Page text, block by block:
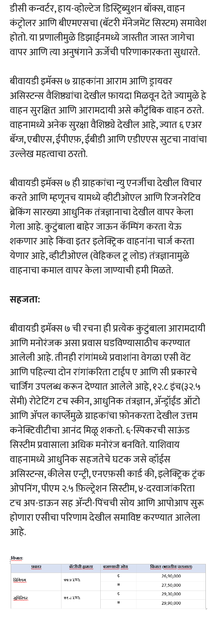
डीसी कन्वर्टर, हाय-व्होल्टेज डिस्ट्रिब्युशन बॉक्स, वाहन
कंट्रोलर आणि बीएमएसचा (बॅटरी मॅनेजमेंट सिस्टम) समावेश
होतो. या प्रणालीमुळे डिझाईनमध्ये जास्तीत जास्त जागेचा
वापर आणि त्या अनुषंगाने ऊर्जेची परिणाकारकता सुधारते.
बीवायडी इमॅक्स ७ ग्राहकांना आराम आणि ड्रायवर
असिस्टन्स वैशिष्ठ्यांचा देखील फ़ायदा मिळवून देते ज्यामुळे हे
वाहन सुरक्षित आणि आरामदायी असे कौटुंबिक वाहन ठरते.
वाहनामध्ये अनेक सुरक्षा वैशिष्ठ्ये देखील आहे, ज्यात ६ एअर
बॅग्ज, एबीएस, ईपीएफ़, ईबीडी आणि एडीएएस सुटचा नावांचा
उल्लेख महत्वाचा ठरतो.
बीवायडी इमॅक्स ७ ही ग्राहकांचा न्यु एनर्जीचा देखील विचार
करते आणि म्हणूनच यामध्ये व्हीटीओएल आणि रिजनरेटिव
ब्रेकिंग सारख्या आधुनिक तंत्रज्ञानाचा देखील वापर केला
गेला आहे. कुटुंबाला बाहेर जाऊन कॅम्पिंग करता येऊ
शकणार आहे किंवा इतर इलेक्ट्रिक वाहनांना चार्ज करता
येणार आहे, व्हीटीओएल (वेहिकल टू लोड) तंत्रज्ञानामुळे
वाहनाचा कमाल वापर केला जाण्याची हमी मिळते.
सहजता:
बीवायडी इमॅक्स ७ ची रचना ही प्रत्येक कुटुंबाला आरामदायी
आणि मनोरंजक असा प्रवास घडविण्यासाठीच करण्यात
आलेली आहे. तीनही रांगांमध्ये प्रवाशांना वेगळा एसी वेंट
आणि पहिल्या दोन रांगांकरिता टाईप ए आणि सी प्रकारचे
चार्जिंग उपलब्ध करून देण्यात आलेले आहे, १२.८ इंच(३२.५
सेंमी) रोटेटिंग टच स्कीन, आधुनिक तंत्रज्ञान, ॲन्ड्रॉईंड ऑटो
आणि ॲपल कार्प्लेमुळे ग्राहकांचा फ़ोनकरता देखील उत्तम
कनेक्टिवीटीचा आनंद मिळू शकतो. ६-स्पिकरची साऊंड
सिस्टीम प्रवासाला अधिक मनोरंज बनविते. याशिवाय
वाहनामध्ये आधुनिक सहजतेचे घटक जसे व्हॉईस
असिस्टन्स, कीलेस एन्ट्री, एनएफ़सी कार्ड की, इलेक्ट्रिक ट्रंक
ओपनिंग, पीएम २.५ फ़िल्ट्रेशन सिस्टीम, ४-दरवाजांकरिता
टच अप-डाऊन सह ॲन्टी-पिंचची सोय आणि आपोआप सुरू
होणारा एसीचा परिणाम देखील समाविष्ट करण्यात आलेला
आहे.